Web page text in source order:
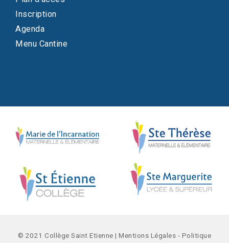
Inscription
Agenda
Menu Cantine
© 2021 Collège Saint Etienne |Mentions Légales - Politique